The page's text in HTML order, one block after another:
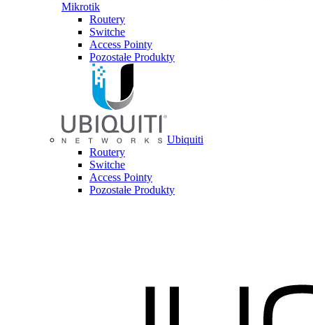
Mikrotik
Routery
Switche
Access Pointy
Pozostałe Produkty
Ubiquiti
Routery
Switche
Access Pointy
Pozostałe Produkty